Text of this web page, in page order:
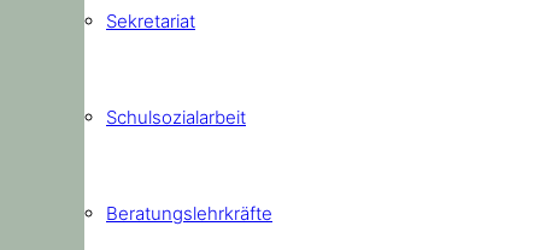
Sekretariat
Schulsozialarbeit
Beratungslehrkräfte